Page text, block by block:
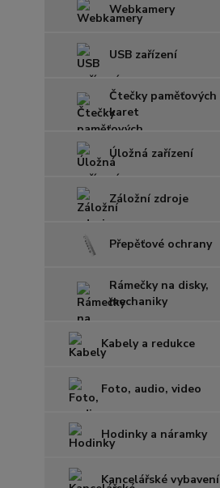
Webkamery
USB zařízení
Čtečky paměťových
karet
Úložná zařízení
Záložní zdroje
Přepěťové ochrany
Rámečky na disky,
mechaniky
Kabely a redukce
Foto, audio, video
Hodinky a náramky
Kancelářské vybavení